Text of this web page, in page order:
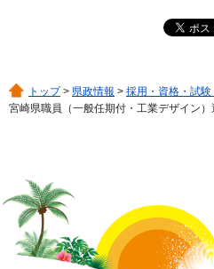
トップ> 県政情報 > 採用・資格・試験
宮崎県職員（一般任期付・工業デザイン